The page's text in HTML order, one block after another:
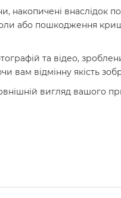
накопичені внаслідок
або пошкодження
та відео,
вам відмінну якість
вигляд вашого